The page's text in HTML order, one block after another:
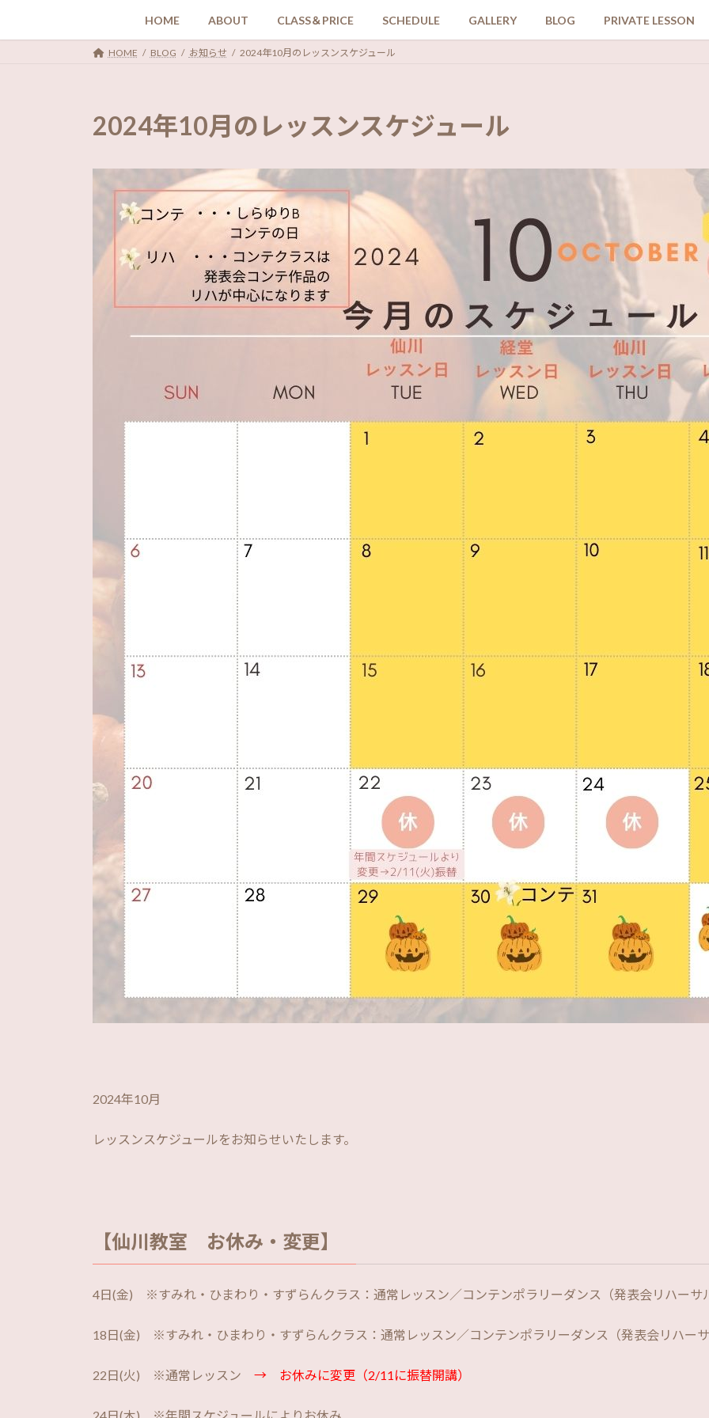
HOME ABOUT CLASS＆PRICE SCHEDULE GALLERY BLOG PRIVATE LESSON
HOME BLOG お知らせ 2024年10月のレッスンスケジュール
2024年10月のレッスンスケジュール
2024年10月
レッスンスケジュールをお知らせいたします。
【仙川教室 お休み・変更】
4日(金) ※すみれ・ひまわり・すずらんクラス：通常レッスン／コンテンポラリーダンス（発表会リハーサ
18日(金) ※すみれ・ひまわり・すずらんクラス：通常レッスン／コンテンポラリーダンス（発表会リハー
22日(火) ※通常レッスン → お休みに変更（2/11に振替開講）